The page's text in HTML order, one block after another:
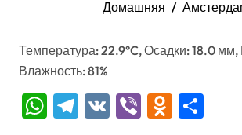
Домашняя
Температура: 22.9°C, Осадки: 18.0 мм,
Влажность: 81%
WhatsApp
Telegram
VK Viber